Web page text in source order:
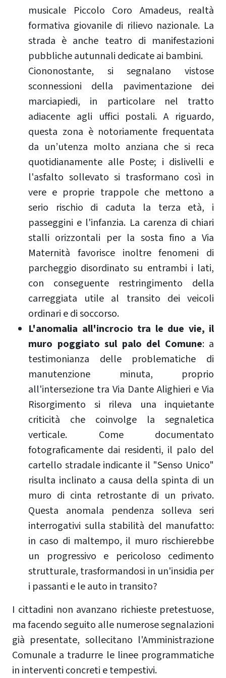
musicale Piccolo Coro Amadeus, realtà
formativa giovanile di rilievo nazionale. La
strada è anche teatro di manifestazioni
pubbliche autunnali dedicate ai bambini.
Ciononostante, si segnalano vistose
sconnessioni della pavimentazione dei
marciapiedi, in particolare nel tratto
adiacente agli uffici postali. A riguardo,
questa zona è notoriamente frequentata
da un’utenza molto anziana che si reca
quotidianamente alle Poste; i dislivelli e
l'asfalto sollevato si trasformano così in
vere e proprie trappole che mettono a
serio rischio di caduta la terza età, i
passeggini e l'infanzia. La carenza di chiari
stalli orizzontali per la sosta fino a Via
Maternità favorisce inoltre fenomeni di
parcheggio disordinato su entrambi i lati,
con conseguente restringimento della
carreggiata utile al transito dei veicoli
ordinari e di soccorso.
L'anomalia all'incrocio tra le due vie, il
muro poggiato sul palo del Comune: a
testimonianza delle problematiche di
manutenzione minuta, proprio
all'intersezione tra Via Dante Alighieri e Via
Risorgimento si rileva una inquietante
criticità che coinvolge la segnaletica
verticale. Come documentato
fotograficamente dai residenti, il palo del
cartello stradale indicante il "Senso Unico"
risulta inclinato a causa della spinta di un
muro di cinta retrostante di un privato.
Questa anomala pendenza solleva seri
interrogativi sulla stabilità del manufatto:
in caso di maltempo, il muro rischierebbe
un progressivo e pericoloso cedimento
strutturale, trasformandosi in un'insidia per
i passanti e le auto in transito?
I cittadini non avanzano richieste pretestuose,
ma facendo seguito alle numerose segnalazioni
già presentate, sollecitano l'Amministrazione
Comunale a tradurre le linee programmatiche
in interventi concreti e tempestivi.